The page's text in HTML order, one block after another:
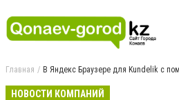
Главная В Яндекс Браузере для Kundelik с
НОВОСТИ КОМПАНИЙ